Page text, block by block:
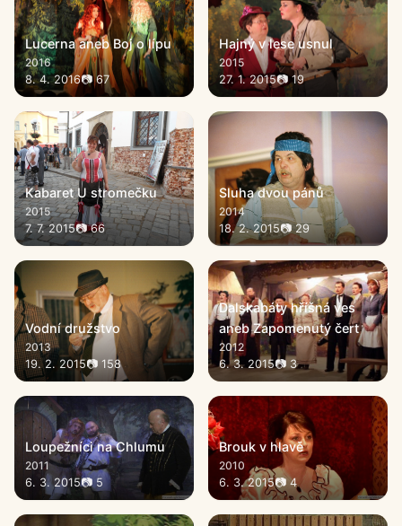
Lucerna aneb Boj o lípu
2016
8. 4. 2016📷 67
Hajný v lese usnul
2015
27. 1. 2015📷 19
Kabaret U stromečku
2015
7. 7. 2015📷 66
Sluha dvou pánů
2014
18. 2. 2015📷 29
Vodní družstvo
2013
19. 2. 2015📷 158
Dalskabáty hříšná ves
aneb Zapomenutý čert
2012
6. 3. 2015📷 3
Loupežníci na Chlumu
2011
6. 3. 2015📷 5
Brouk v hlavě
2010
6. 3. 2015📷 4